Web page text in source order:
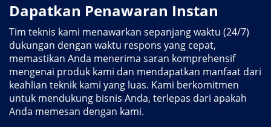
Dapatkan Penawaran Instan
Tim teknis kami menawarkan sepanjang waktu (24/7)
dukungan dengan waktu respons yang cepat,
memastikan Anda menerima saran komprehensif
mengenai produk kami dan mendapatkan manfaat dari
keahlian teknik kami yang luas. Kami berkomitmen
untuk mendukung bisnis Anda, terlepas dari apakah
Anda memesan dengan kami.